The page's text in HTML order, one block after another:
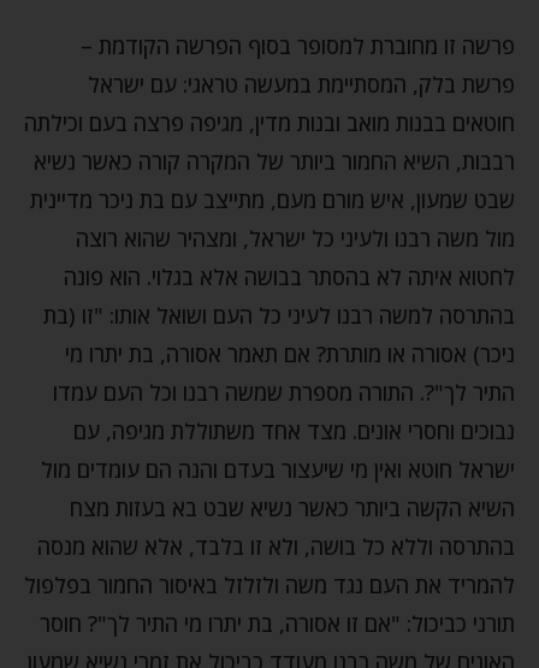
פרשה זו מחוברת למסופר בסוף הפרשה הקודמת –
פרשת בלק, המסתיימת במעשה טראגי: עם ישראל
חוטאים בבנות מואב ובנות מדין, מגיפה פרצה בעם וכילתה
רבבות, השיא החמור ביותר של המקרה קורה כאשר נשיא
שבט שמעון, איש מורם מעם, מתייצב עם בת ניכר מדיינית
מול משה רבנו ולעיני כל ישראל, ומצהיר שהוא רוצה
לחטוא איתה לא בהסתר בבושה אלא בגלוי. הוא פונה
בהתרסה למשה רבנו לעיני כל העם ושואל אותו: "זו (בת
ניכר) אסורה או מותרת? אם תאמר אסורה, בת יתרו מי
התיר לך"?. התורה מספרת שמשה רבנו וכל העם עמדו
נבוכים וחסרי אונים. מצד אחד משתוללת מגיפה, עם
ישראל חוטא ואין מי שיעצור בעדם והנה הם עומדים מול
השיא הקשה ביותר כאשר נשיא שבט בא בעזות מצח
בהתרסה וללא כל בושה, ולא זו בלבד, אלא שהוא מנסה
להמריד את העם נגד משה ולזלזל באיסור החמור בפלפול
תורני כביכול: "אם זו אסורה, בת יתרו מי התיר לך"? חוסר
האונים של משה רבנו מעודד כביכול את זמרי נשיא שמעון